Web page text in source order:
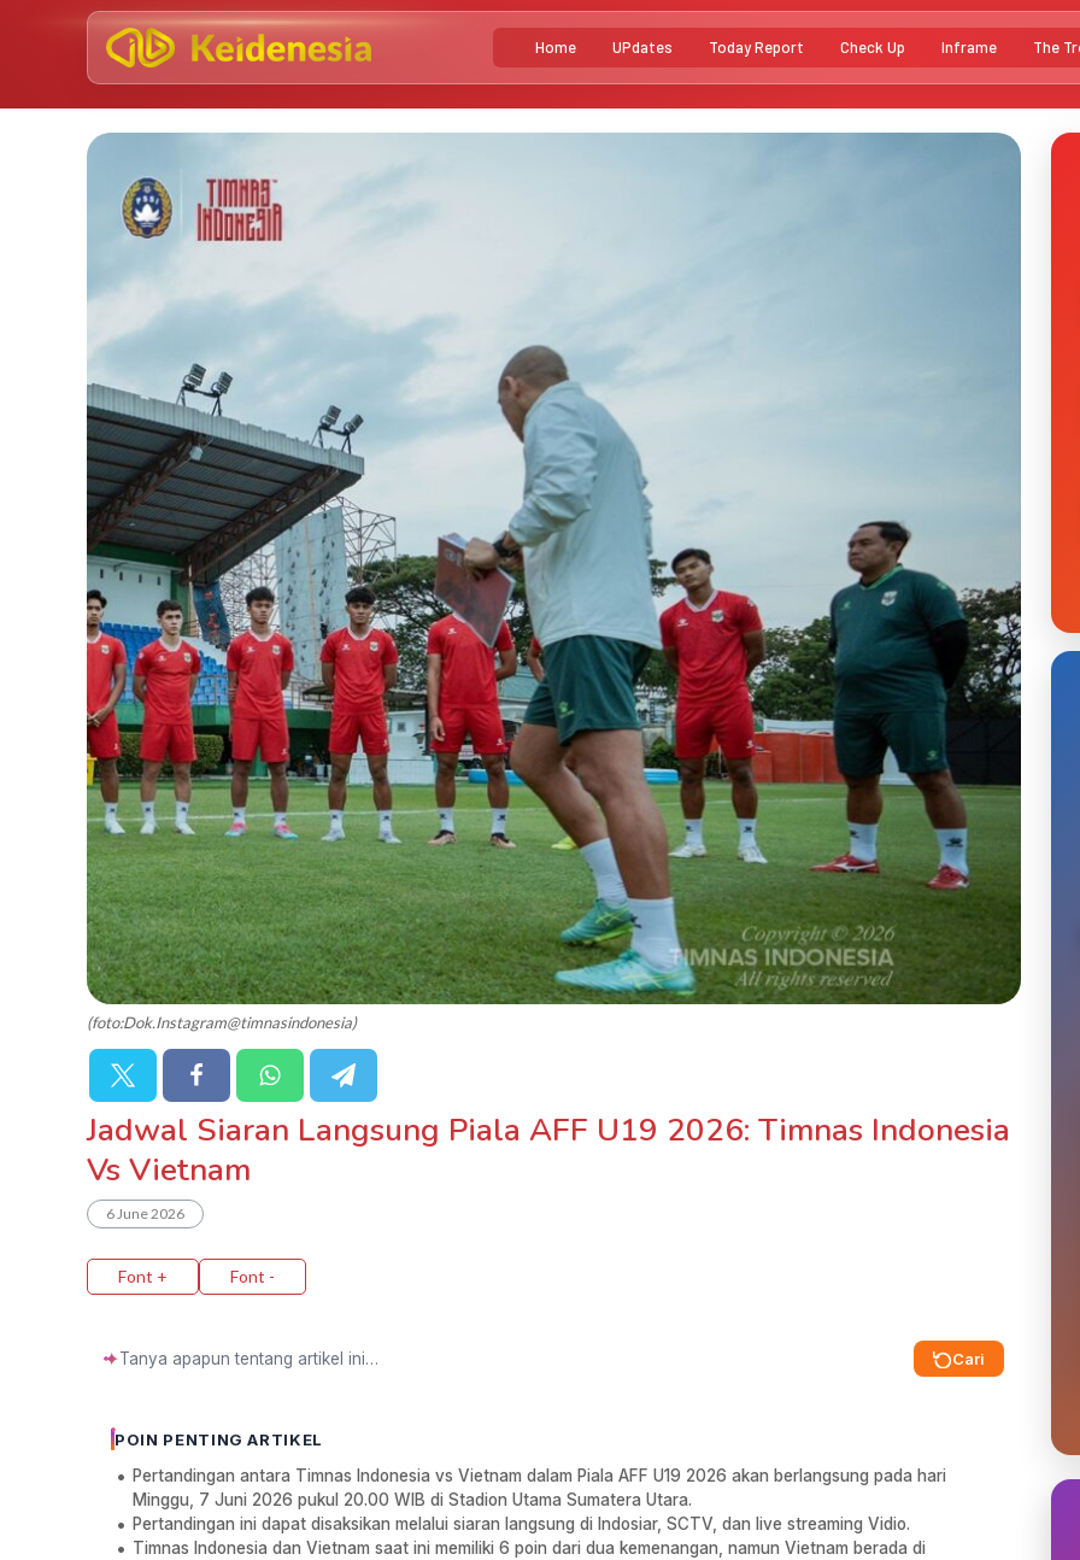
Home UPdates Today Report Check Up Inframe The
(foto:Dok.Instagram@timnasindonesia)
Jadwal Siaran Langsung Piala AFF U19 2026: Timnas Indonesia
Vs Vietnam
6 June 2026
Font + Font -
✦ Cari
POIN PENTING ARTIKEL
Pertandingan antara Timnas Indonesia vs Vietnam dalam Piala AFF U19 2026 akan berlangsung pada hari
Minggu, 7 Juni 2026 pukul 20.00 WIB di Stadion Utama Sumatera Utara.
Pertandingan ini dapat disaksikan melalui siaran langsung di Indosiar, SCTV, dan live streaming Vidio.
Timnas Indonesia dan Vietnam saat ini memiliki 6 poin dari dua kemenangan, namun Vietnam berada di